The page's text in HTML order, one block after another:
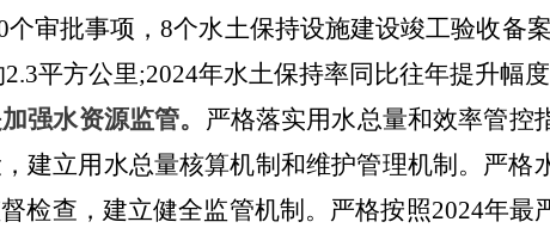
审批事项，8个水土保持设施建设竣工验收备
平方公里;2024年水土保持率同比往年提升幅
强水资源监管。
严格落实用水总量和效率管控
建立用水总量核算机制和维护管理机制。严格
检查，建立健全监管机制 。严格按照2024年最